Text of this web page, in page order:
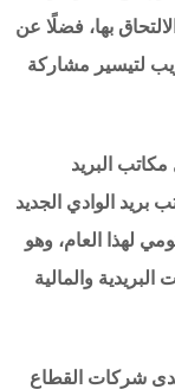
بها، فضلًا عن
لتيسير مشاركة
البريد
الوادي الجديد
لهذا العام، وهو
والمالية
شركات القطاع